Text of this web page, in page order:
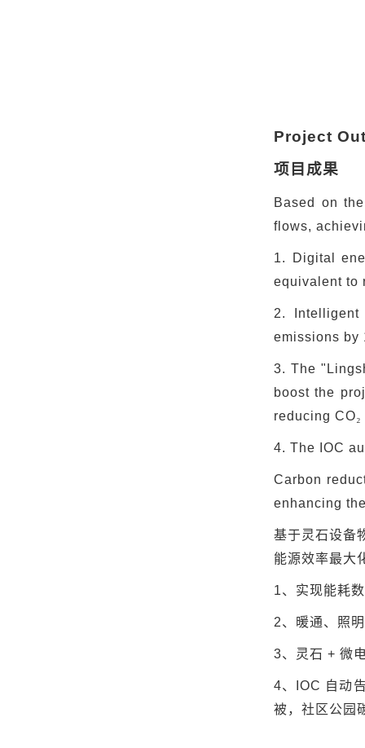
Project
项目成果
Based on
flows,
1. Digital
equivalent to
2.
emissions by
3. The
boost the
reducing CO₂
4. The IOC
Carbon
enhancing
基于灵石设备
能源效率最大
1、实现能耗
2、暖通、照
3、灵石 + 微
4、 IOC 自动
被，社区公园